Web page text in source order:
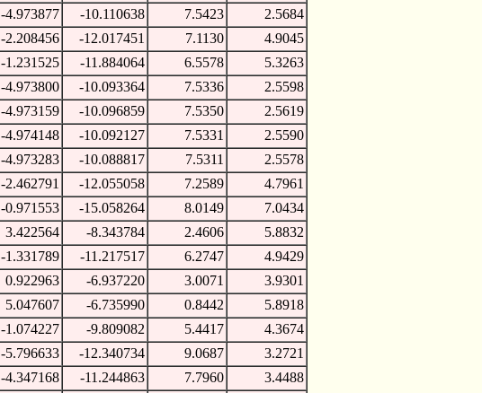
-4.973877 -10.110638 7.5423
2.5684
-2.208456 -12.017451 7.1130
4.9045
-1.231525 -11.884064 6.5578
5.3263
-4.973800 -10.093364 7.5336
2.5598
-4.973159 -10.096859 7.5350
2.5619
-4.974148 -10.092127 7.5331
2.5590
-4.973283 -10.088817 7.5311
2.5578
-2.462791 -12.055058 7.2589
4.7961
-0.971553 -15.058264 8.0149
7.0434
3.422564 -8.343784 2.4606
5.8832
-1.331789 -11.217517 6.2747
4.9429
0.922963 -6.937220 3.0071
3.9301
5.047607 -6.735990 0.8442
5.8918
-1.074227 -9.809082 5.4417
4.3674
-5.796633 -12.340734 9.0687
3.2721
-4.347168 -11.244863 7.7960
3.4488